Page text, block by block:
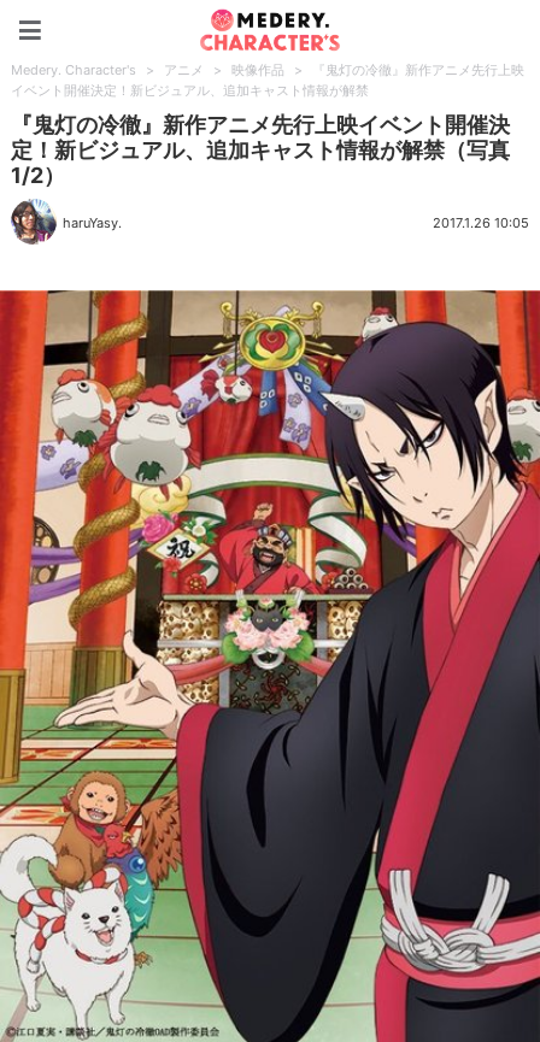
Medery. Character's > アニメ > 映像作品 >
『鬼灯の冷徹』新作アニメ先行上映
イベント開催決定！新ビジュアル、追加キャスト情報が解禁
『鬼灯の冷徹』新作アニメ先行上映イベント開催決
定！新ビジュアル、追加キャスト情報が解禁（写真
1/2）
haruYasy. 2017.1.26 10:05